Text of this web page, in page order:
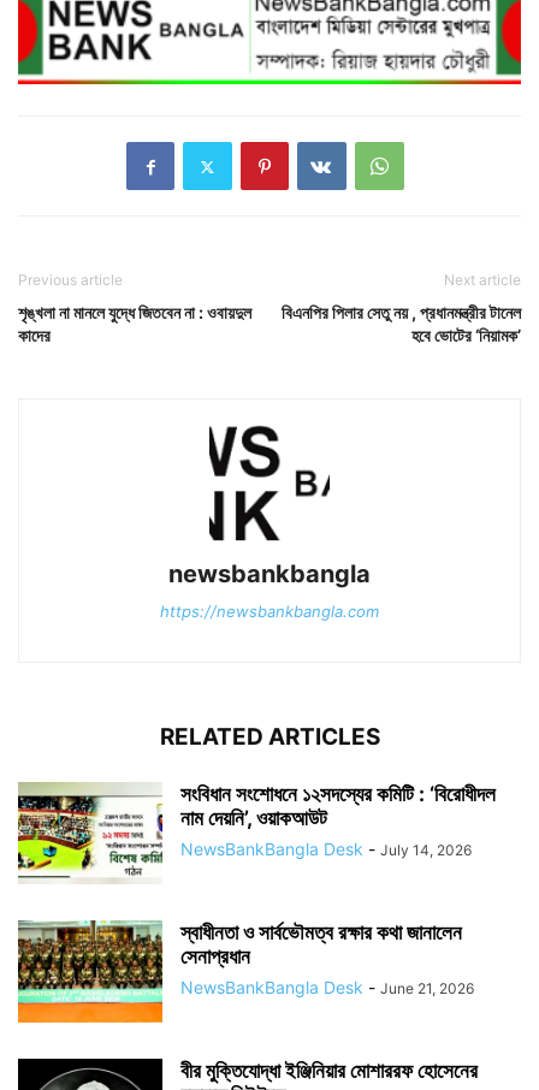
Previous article
শৃঙ্খলা না মানলে যুদ্ধে জিতবেন না : ওবায়দুল
কাদের
Next article
বিএনপির পিলার সেতু নয় , প্রধানমন্ত্রীর টানেল
হবে ভোটের ‘নিয়ামক’
newsbankbangla
https://newsbankbangla.com
RELATED ARTICLES
সংবিধান সংশোধনে ১২সদস্যের কমিটি : ‘বিরোধীদল
নাম দেয়নি’, ওয়াকআউট
NewsBankBangla Desk - July 14, 2026
স্বাধীনতা ও সার্বভৌমত্ব রক্ষার কথা জানালেন
সেনাপ্রধান
NewsBankBangla Desk - June 21, 2026
বীর মুক্তিযোদ্ধা ইঞ্জিনিয়ার মোশাররফ হোসেনের